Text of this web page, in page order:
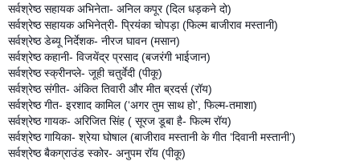
सर्वश्रेष्ठ सहायक अभिनेता- अनिल कपूर (दिल धड़कने दो)
सर्वश्रेष्ठ सहायक अभिनेत्री- प्रियंका चोपड़ा (फिल्म बाजीराव मस्तानी)
सर्वश्रेष्ठ डेब्यू निर्देशक- नीरज घावन (मसान)
सर्वश्रेष्ठ कहानी- विजयेंद्र प्रसाद (बजरंगी भाईजान)
सर्वश्रेष्ठ स्क्रीनप्ले- जूही चतुर्वेदी (पीकू)
सर्वश्रेष्ठ संगीत- अंकित तिवारी और मीत ब्रदर्स (रॉय)
सर्वश्रेष्ठ गीत- इरशाद कामिल (‘अगर तुम साथ हो’, फिल्म-तमाशा)
सर्वश्रेष्ठ गायक- अरिजित सिंह ( सूरज डूबा है- फिल्म रॉय)
सर्वश्रेष्ठ गायिका- श्रेया घोषाल (बाजीराव मस्तानी के गीत ‘दिवानी मस्तानी’)
सर्वश्रेष्ठ बैकग्राउंड स्कोर- अनुपम रॉय (पीकू)